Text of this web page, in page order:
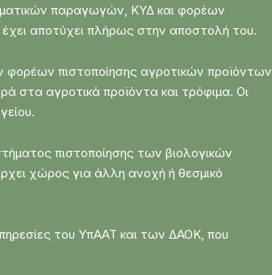
παραγωγών, ΚΥΔ και φορέων
έχει αποτύχει πλήρως στην αποστολή του.
πιστοποίησης αγροτικών προϊόντων
αγροτικά προϊόντα και τρόφιμα. Οι
πιστοποίησης των βιολογικών
χώρος για άλλη ανοχή ή θεσμικό
του ΥπΑΑΤ και των ΔΑΟΚ, που